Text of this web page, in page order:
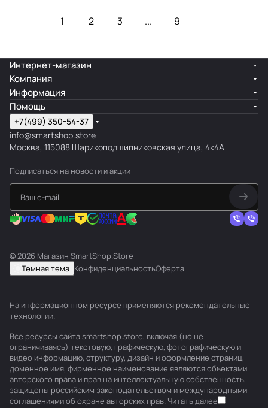
1 2 3 ... 9
Интернет-магазин
Компания
Информация
Помощь
+7(499) 350-54-37
info@smartshop.store
Москва, 115088 Шарикоподшипниковская улица, 4к4А
Подписаться на новости и акции
© 2026 Магазин SmartShop.Store
Темная тема КонфиденциальностьОферта
На информационном ресурсе применяются рекомендательные
технологии.
Все ресурсы сайта smartshop.store, включая (но не
ограничиваясь) текстовую, графическую, фотографическую и
видео информацию, структуру, дизайн и оформление страниц,
доменное имя, фирменное наименование являются объектами
авторского права и прав на интеллектуальную собственность,
защищены российским законодательством и международными
соглашениями об охране авторских прав. Читать далее